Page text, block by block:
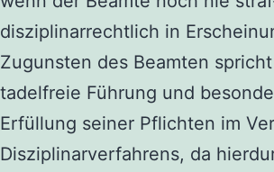
disziplinarrechtlich in
Zugunsten des Beamten
tadelfreie Führung und
Erfüllung seiner Pflichten im
Disziplinarverfahrens, da